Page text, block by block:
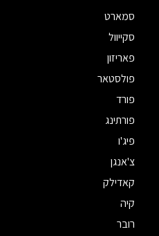
סמארט
סקייוול
פאריזון
פולסטאר
פורד
פורתינג
פיג'ו
צ'אנגן
קאדילק
קיה
רובר